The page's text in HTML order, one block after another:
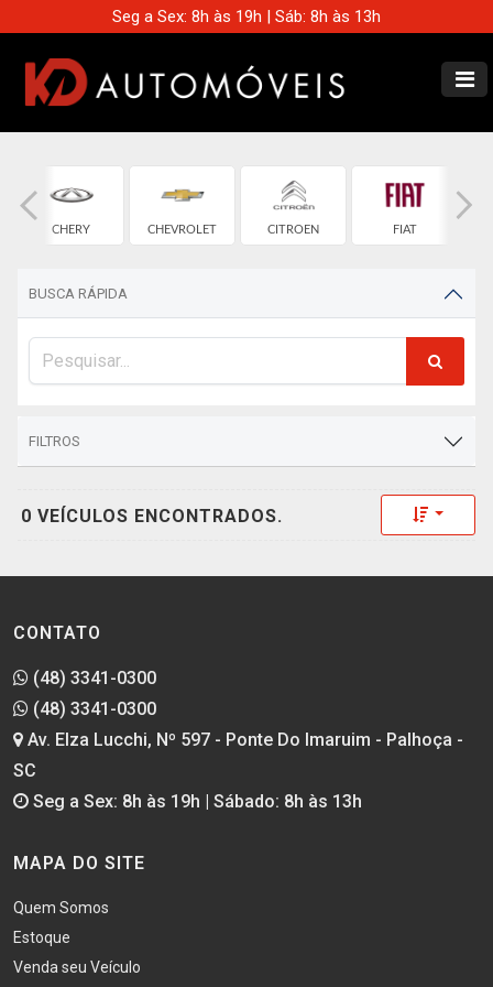
Seg a Sex: 8h às 19h | Sáb: 8h às 13h
CHERY CHEVROLET CITROEN FIAT
BUSCA RÁPIDA
FILTROS
0 VEÍCULOS ENCONTRADOS. Toggle
CONTATO
(48) 3341-0300
(48) 3341-0300
Av. Elza Lucchi, Nº 597 - Ponte Do Imaruim - Palhoça -
SC
Seg a Sex: 8h às 19h | Sábado: 8h às 13h
MAPA DO SITE
Quem Somos
Estoque
Venda seu Veículo